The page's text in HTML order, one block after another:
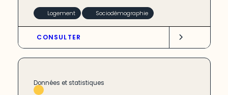
Logement Sociodémographie
CONSULTER
Données et statistiques